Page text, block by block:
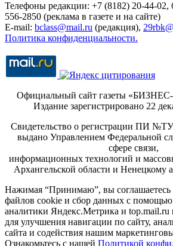
Телефоны редакции: +7 (8182) 20-44-02,
556-2850 (реклама в газете и на сайте)
E-mail: bclass@mail.ru (редакция),
Политика конфиденциальности.
Официальный сайт газеты
Издание зарегистрировано 22
Свидетельство о регистрации ПИ
выдано Управлением Федеральной
сфере связи,
информационных технологий и
Архангельской области и Ненецкому
Нажимая “Принимаю”, вы соглашаетесь
файлов cookie и сбор данных с помощью
аналитики Яндекс.Метрика и top.mail.ru
для улучшения навигации по сайту,
сайта и содействия нашим
Ознакомьтесь с нашей Политикой